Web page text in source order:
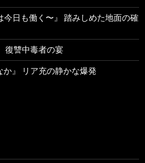
日も働く〜』 踏みしめた地面の確
復讐中毒者の宴
』 リア充の静かな爆発